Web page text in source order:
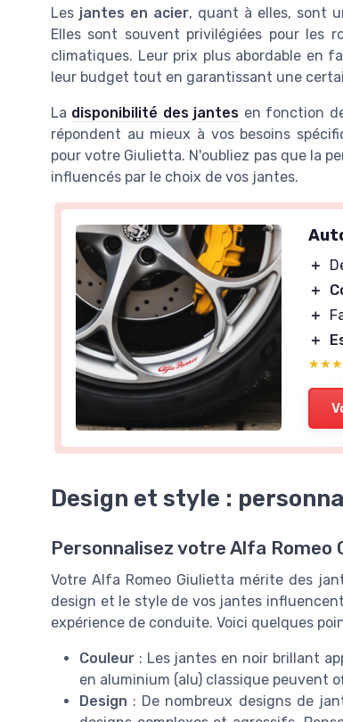
Les jantes en acier, quant à elles, sont
Elles sont souvent privilégiées pour les
climatiques. Leur prix plus abordable en
leur budget tout en garantissant une
La disponibilité des jantes en fonction
répondent au mieux à vos besoins
pour votre Giulietta. N'oubliez pas que la
influencés par le choix de vos jantes.
＋
＋
＋
＋
Design et style :
Personnalisez votre Alfa
Votre Alfa Romeo Giulietta mérite des
design et le style de vos jantes
expérience de conduite. Voici quelques
Couleur : Les jantes en noir brillant
en aluminium (alu) classique peuvent
Design : De nombreux designs de